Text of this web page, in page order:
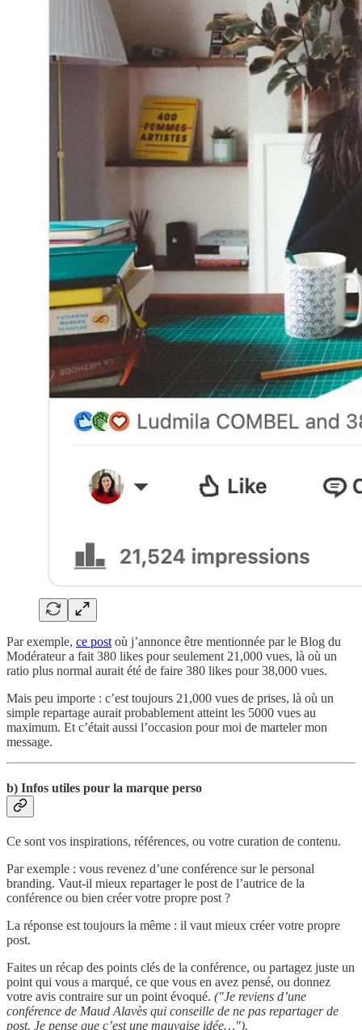
Par exemple, ce post où j’annonce être mentionnée par le Blog du
Modérateur a fait 380 likes pour seulement 21,000 vues, là où un
ratio plus normal aurait été de faire 380 likes pour 38,000 vues.
Mais peu importe : c’est toujours 21,000 vues de prises, là où un
simple repartage aurait probablement atteint les 5000 vues au
maximum. Et c’était aussi l’occasion pour moi de marteler mon
message.
b) Infos utiles pour la marque perso
Ce sont vos inspirations, références, ou votre curation de contenu.
Par exemple : vous revenez d’une conférence sur le personal
branding. Vaut-il mieux repartager le post de l’autrice de la
conférence ou bien créer votre propre post ?
La réponse est toujours la même : il vaut mieux créer votre propre
post.
Faites un récap des points clés de la conférence, ou partagez juste un
point qui vous a marqué, ce que vous en avez pensé, ou donnez
votre avis contraire sur un point évoqué. ("Je reviens d’une
conférence de Maud Alavès qui conseille de ne pas repartager de
post. Je pense que c’est une mauvaise idée…").